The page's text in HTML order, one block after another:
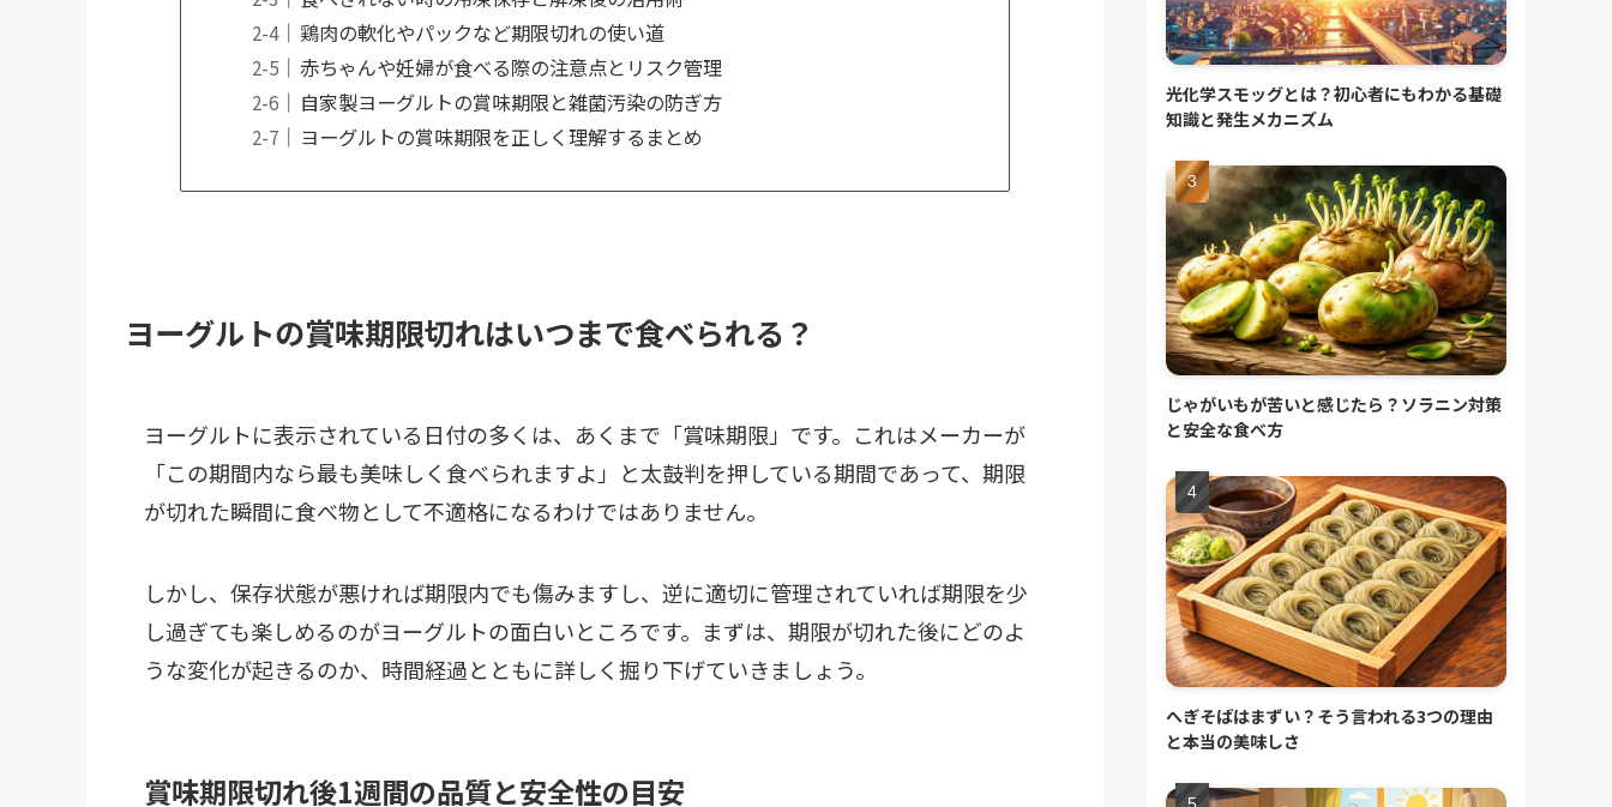
鶏肉の軟化やパックなど期限切れの使い道
赤ちゃんや妊婦が食べる際の注意点とリスク管理
自家製ヨーグルトの賞味期限と雑菌汚染の防ぎ方
ヨーグルトの賞味期限を正しく理解するまとめ
ヨーグルトの賞味期限切れはいつまで食べられる？
ヨーグルトに表示されている日付の多くは、あくまで「賞味期限」です。これはメーカーが
「この期間内なら最も美味しく食べられますよ」と太鼓判を押している期間であって、期限
が切れた瞬間に食べ物として不適格になるわけではありません。
しかし、保存状態が悪ければ期限内でも傷みますし、逆に適切に管理されていれば期限を少
し過ぎても楽しめるのがヨーグルトの面白いところです。まずは、期限が切れた後にどのよ
うな変化が起きるのか、時間経過とともに詳しく掘り下げていきましょう。
賞味期限切れ後1週間の品質と安全性の目安
光化学スモッグとは？初心者にもわかる基礎
知識と発生メカニズム
じゃがいもが苦いと感じたら？ソラニン対策
と安全な食べ方
へぎそばはまずい？そう言われる3つの理由
と本当の美味しさ